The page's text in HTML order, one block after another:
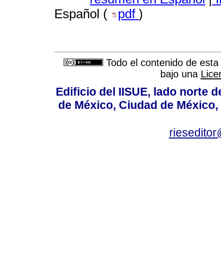
Español (
pdf )
Todo el contenido de
bajo una
Edificio del IISUE, lado norte
de México, Ciudad de México,